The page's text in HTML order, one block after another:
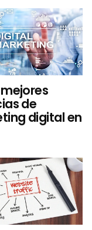
de
digital en